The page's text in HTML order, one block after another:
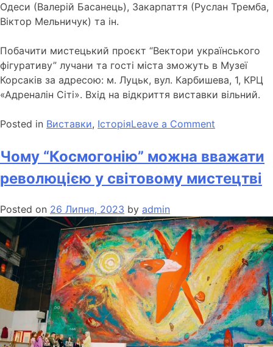
Одеси (Валерій Басанець), Закарпаття (Руслан Тремба,
Віктор Мельничук) та ін.
Побачити мистецький проєкт “Вектори українського
фігуративу” лучани та гості міста зможуть в Музеї
Корсаків за адресою: м. Луцьк, вул. Карбишева, 1, КРЦ
«Адреналін Сіті». Вхід на відкриття виставки вільний.
Posted in Виставки, ІсторіяLeave a Comment
Чому “Космогонію” можна вважати
революцією у світовому мистецтві
Posted on 26 Липня, 2023 by admin